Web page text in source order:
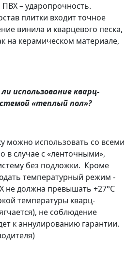
– ударопрочность.
плитки входит точное
винила и кварцевого песка,
на керамическом материале,
использование кварц-
«теплый пол»?
можно использовать со всеми
в случае с «ленточными»,
без подложки. Кроме
температурный режим -
не должна превышать +27°С
температуры кварц-
не соблюдение
к аннулированию гарантии.